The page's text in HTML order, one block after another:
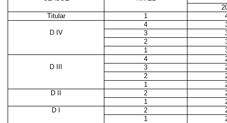
Titular
1
4
D IV
3
2
1
4
D III
3
2
1
D II
2
1
D I
2
1